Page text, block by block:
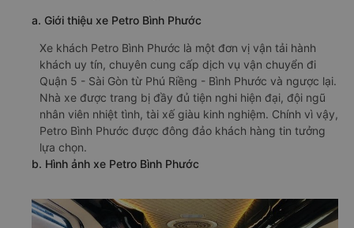
a. Giới thiệu xe Petro Bình Phước
Xe khách Petro Bình Phước là một đơn vị vận tải hành
khách uy tín, chuyên cung cấp dịch vụ vận chuyển đi
Quận 5 - Sài Gòn từ Phú Riềng - Bình Phước và ngược lại.
Nhà xe được trang bị đầy đủ tiện nghi hiện đại, đội ngũ
nhân viên nhiệt tình, tài xế giàu kinh nghiệm. Chính vì vậy,
Petro Bình Phước được đông đảo khách hàng tin tưởng
lựa chọn.
b. Hình ảnh xe Petro Bình Phước